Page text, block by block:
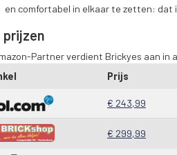
en comfortabel in elkaar te zetten: dat
prijzen
Partner verdient Brickyes aan in
Prijs
€ 243,99
€ 299,99